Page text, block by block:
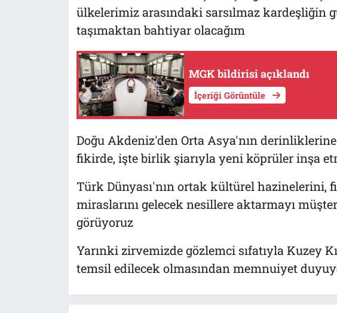
ülkelerimiz arasındaki sarsılmaz kardeşliğin
taşımaktan bahtiyar olacağım
MGK bildirisi açıklandı
İçeriği Görüntüle
Doğu Akdeniz'den Orta Asya'nın
fikirde, işte birlik şiarıyla yeni köprüler inşa
Türk Dünyası'nın ortak kültürel hazinelerini,
miraslarını gelecek nesillere aktarmayı
görüyoruz
Yarınki zirvemizde gözlemci sıfatıyla Kuzey
temsil edilecek olmasından memnuiyet